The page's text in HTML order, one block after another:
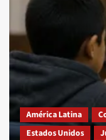
América Latina
Estados Unidos